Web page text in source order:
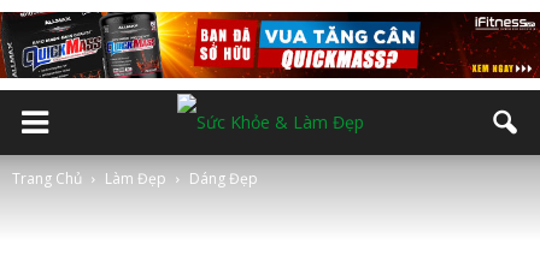
Trang Chủ Làm Đẹp Dáng Đẹp